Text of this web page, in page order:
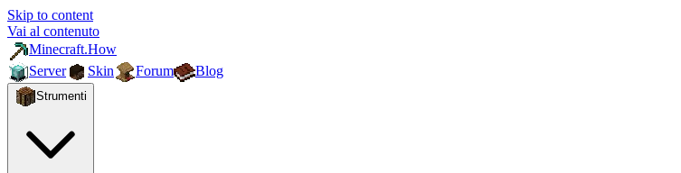
Skip to content
Vai al contenuto
Minecraft.How
Server
Skin Forum Blog
Strumenti